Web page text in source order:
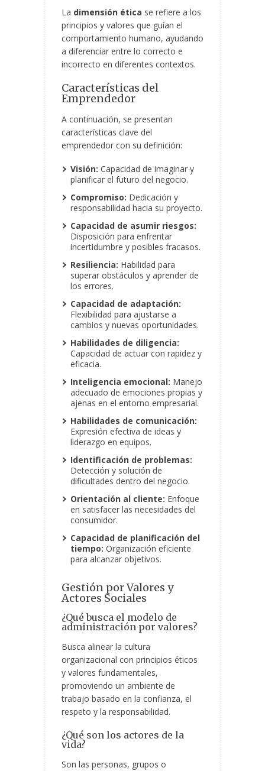
La dimensión ética se refiere a los
principios y valores que guían el
comportamiento humano, ayudando
a diferenciar entre lo correcto e
incorrecto en diferentes contextos.
Características del
Emprendedor
A continuación, se presentan
características clave del
emprendedor con su definición:
Visión: Capacidad de imaginar y
planificar el futuro del negocio.
Compromiso: Dedicación y
responsabilidad hacia su proyecto.
Capacidad de asumir riesgos:
Disposición para enfrentar
incertidumbre y posibles fracasos.
Resiliencia: Habilidad para
superar obstáculos y aprender de
los errores.
Capacidad de adaptación:
Flexibilidad para ajustarse a
cambios y nuevas oportunidades.
Habilidades de diligencia:
Capacidad de actuar con rapidez y
eficacia.
Inteligencia emocional: Manejo
adecuado de emociones propias y
ajenas en el entorno empresarial.
Habilidades de comunicación:
Expresión efectiva de ideas y
liderazgo en equipos.
Identificación de problemas:
Detección y solución de
dificultades dentro del negocio.
Orientación al cliente: Enfoque
en satisfacer las necesidades del
consumidor.
Capacidad de planificación del
tiempo: Organización eficiente
para alcanzar objetivos.
Gestión por Valores y
Actores Sociales
¿Qué busca el modelo de
administración por valores?
Busca alinear la cultura
organizacional con principios éticos
y valores fundamentales,
promoviendo un ambiente de
trabajo basado en la confianza, el
respeto y la responsabilidad.
¿Qué son los actores de la
vida?
Son las personas, grupos o